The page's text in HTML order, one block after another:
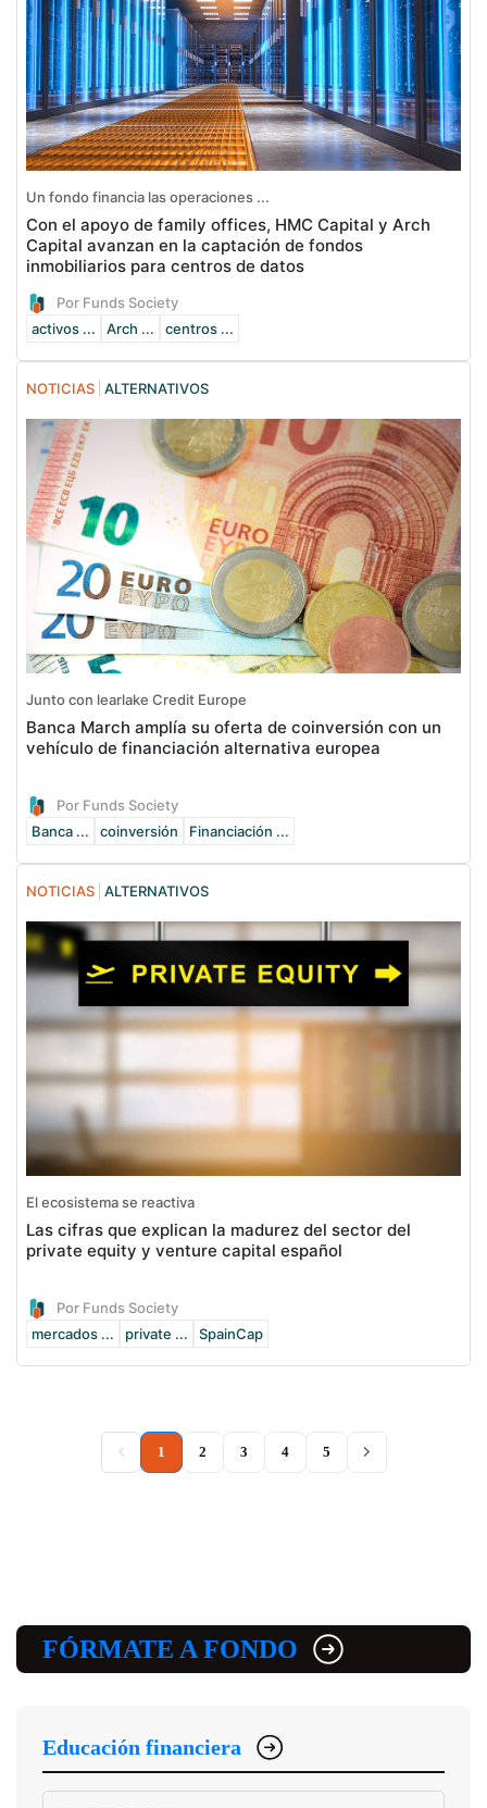
Un fondo financia las operaciones ...
Con el apoyo de family offices, HMC Capital y Arch
Capital avanzan en la captación de fondos
inmobiliarios para centros de datos
Por Funds Society
activos ...
Arch ... centros ...
NOTICIAS ALTERNATIVOS
Junto con learlake Credit Europe
Banca March amplía su oferta de coinversión con un
vehículo de financiación alternativa europea
Por Funds Society
Banca ...
coinversión Financiación ...
NOTICIAS ALTERNATIVOS
El ecosistema se reactiva
Las cifras que explican la madurez del sector del
private equity y venture capital español
Por Funds Society
mercados ...
private ... SpainCap
1 (current)
2 3 4 5
FÓRMATE A FONDO
Educación financiera